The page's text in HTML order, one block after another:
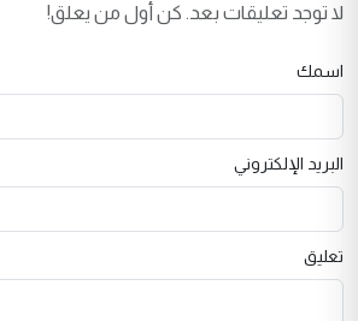
لا توجد تعليقات بعد. كن أول من يعلق!
اسمك
البريد الإلكتروني
تعليق